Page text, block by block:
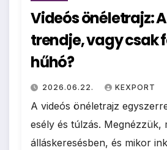
Videós önéletrajz:
trendje, vagy csak
hűhó?
2026.06.22. KEXPORT
A videós önéletrajz
esély és túlzás. Megnézzük,
álláskeresésben, és mikor